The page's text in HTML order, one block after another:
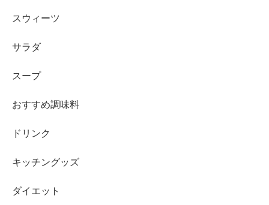
スウィーツ
サラダ
スープ
おすすめ調味料
ドリンク
キッチングッズ
ダイエット